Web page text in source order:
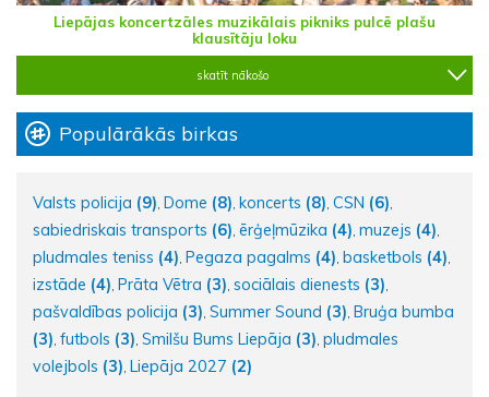
Liepājas koncertzāles muzikālais pikniks pulcē plašu
klausītāju loku
skatīt nākošo
Populārākās birkas
Valsts policija (9) Dome (8) koncerts (8) CSN (6)
sabiedriskais transports (6) ērģeļmūzika (4) muzejs (4)
pludmales teniss (4) Pegaza pagalms (4) basketbols (4)
izstāde (4) Prāta Vētra (3) sociālais dienests (3)
pašvaldības policija (3) Summer Sound (3) Bruģa bumba
(3) futbols (3) Smilšu Bums Liepāja (3) pludmales
volejbols (3) Liepāja 2027 (2)